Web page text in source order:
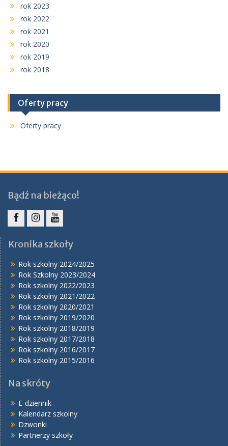
rok 2023
rok 2022
rok 2021
rok 2020
rok 2019
rok 2018
Oferty pracy
Oferty pracy
Bądź na bieżąco!
Kronika szkoły
Rok szkolny 2024/2025
Rok Szkolny 2023/2024
Rok szkolny 2022/2023
Rok szkolny 2021/2022
Rok szkolny 2020/2021
Rok szkolny 2019/2020
Rok szkolny 2018/2019
Rok szkolny 2017/2018
Rok szkolny 2016/2017
Rok szkolny 2015/2016
Na skróty
E-dziennik
Kalendarz szkolny
Dzwonki
Partnerzy szkoły